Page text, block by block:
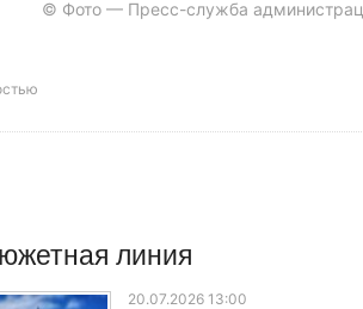
© Фото — Пресс-служба
линия
20.07.2026 13:00